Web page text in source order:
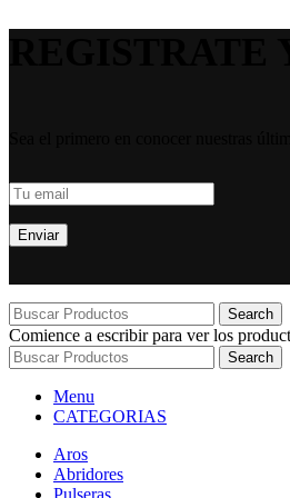
Search
Comience a escribir para ver los
Search
Menu
CATEGORIAS
Aros
Abridores
Pulseras